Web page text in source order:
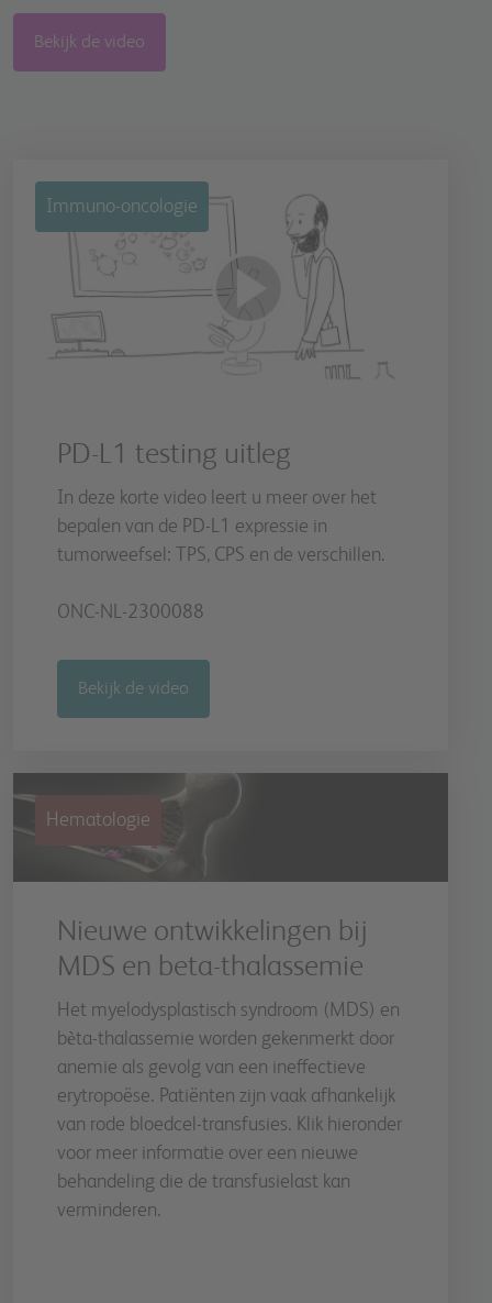
Bekijk de video
Immuno-oncologie
PD-L1 testing uitleg
In deze korte video leert u meer over het
bepalen van de PD-L1 expressie in
tumorweefsel: TPS, CPS en de verschillen.
ONC-NL-2300088
Bekijk de video
Hematologie
Nieuwe ontwikkelingen bij
MDS en beta-thalassemie
Het myelodysplastisch syndroom (MDS) en
bѐta-thalassemie worden gekenmerkt door
anemie als gevolg van een ineffectieve
erytropoëse. Patiënten zijn vaak afhankelijk
van rode bloedcel-transfusies. Klik hieronder
voor meer informatie over een nieuwe
behandeling die de transfusielast kan
verminderen.